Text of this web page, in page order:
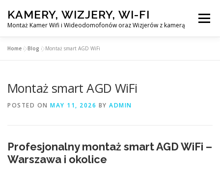
content
KAMERY, WIZJERY, WI-FI
Montaż Kamer Wifi i Wideodomofonów oraz Wizjerów z kamerą
Menu
MONTAŻ WIDEDOMOFONÓW
KONTAKT
EN
Home »Blog »Montaż smart AGD WiFi
Montaż smart AGD WiFi
POSTED ON MAY 11, 2026 BY ADMIN
Profesjonalny montaż smart AGD WiFi –
Warszawa i okolice